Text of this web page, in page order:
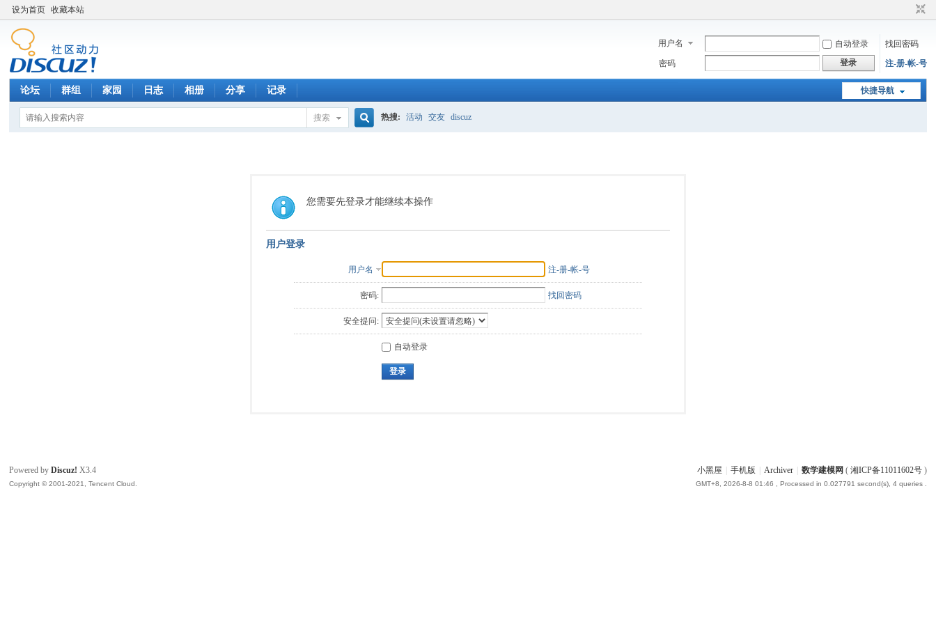
设为首页 收藏本站
用户名 自动登录
找回密码
密码
登录 注-册-帐-号
快捷导航
论坛 群组 家园 日志 相册 分享 记录
搜索
索
热搜: 活动 交友 discuz
您需要先登录才能继续本操作
用户登录
用户名 注-册-帐-号
密码: 找回密码
安全提问:
自动登录
登录
小黑屋 手机版 Archiver 数学建模网 ( 湘ICP备11011602号)
GMT+8, 2026-8-8 01:46 , Processed in 0.027791 second(s), 4 queries .
Powered byDiscuz! X3.4
Copyright © 2001-2021, Tencent Cloud.